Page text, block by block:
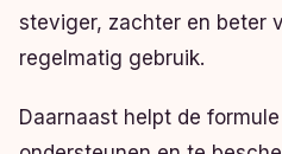
steviger, zachter en beter
regelmatig gebruik.
Daarnaast helpt de